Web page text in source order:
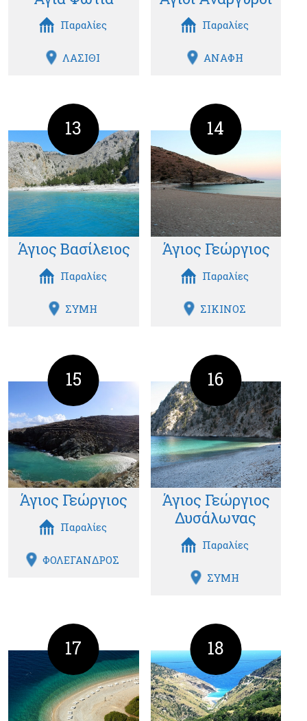
Παραλίες
ΛΑΣΙΘΙ
Παραλίες
ΑΝΑΦΗ
13
Άγιος Βασίλειος
Παραλίες
ΣΥΜΗ
14
Άγιος Γεώργιος
Παραλίες
ΣΙΚΙΝΟΣ
15
Άγιος Γεώργιος
Παραλίες
ΦΟΛΕΓΑΝΔΡΟΣ
16
Άγιος Γεώργιος
Δυσάλωνας
Παραλίες
ΣΥΜΗ
17 18